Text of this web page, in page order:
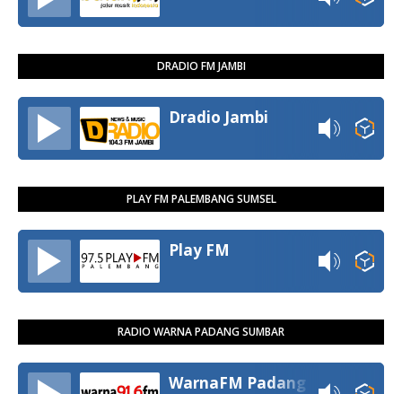
DRADIO FM JAMBI
Dradio Jambi
PLAY FM PALEMBANG SUMSEL
Play FM
RADIO WARNA PADANG SUMBAR
WarnaFM Padang